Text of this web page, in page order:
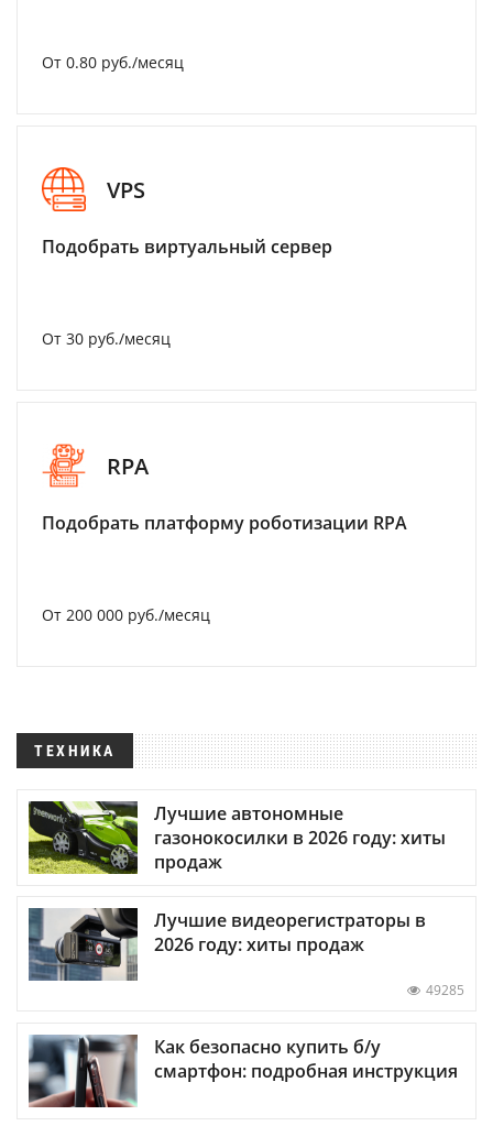
От 0.80 руб./месяц
VPS
Подобрать виртуальный сервер
От 30 руб./месяц
RPA
Подобрать платформу роботизации RPA
От 200 000 руб./месяц
ТЕХНИКА
Лучшие автономные
газонокосилки в 2026 году: хиты
продаж
Лучшие видеорегистраторы в
2026 году: хиты продаж
49285
Как безопасно купить б/у
смартфон: подробная инструкция